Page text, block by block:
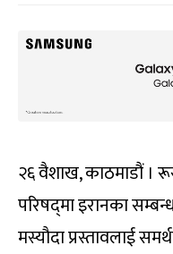
२६ वैशाख, काठमाडौं ।
परिषद्‍मा इरानका
मस्यौदा प्रस्तावलाई